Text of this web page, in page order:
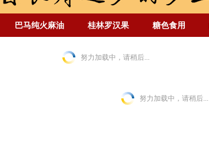
巴马纯火麻油 桂林罗汉果 糖色食用
努力加载中，请稍后...
努力加载中，请稍后...